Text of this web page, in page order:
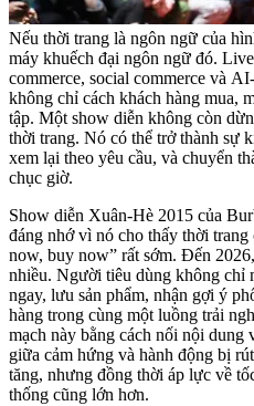
Nếu thời trang là ngôn ngữ của
máy khuếch đại ngôn ngữ đó.
commerce, social commerce và
không chỉ cách khách hàng mua,
tập. Một show diễn không còn
thời trang. Nó có thể trở thành sự
xem lại theo yêu cầu, và chuyển
chục giờ.
Show diễn Xuân-Hè 2015 của
đáng nhớ vì nó cho thấy thời trang
now, buy now” rất sớm. Đến
nhiều. Người tiêu dùng không chỉ
ngay, lưu sản phẩm, nhận gợi ý
hàng trong cùng một luồng trải
mạch này bằng cách nối nội
giữa cảm hứng và hành động bị
tăng, nhưng đồng thời áp lực về
thống cũng lớn hơn.